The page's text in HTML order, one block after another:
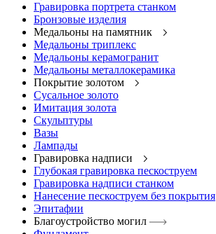
Гравировка портрета станком
Бронзовые изделия
Медальоны на памятник
Медальоны триплекс
Медальоны керамогранит
Медальоны металлокерамика
Покрытие золотом
Сусальное золото
Имитация золота
Скульптуры
Вазы
Лампады
Гравировка надписи
Глубокая гравировка пескоструем
Гравировка надписи станком
Нанесение пескоструем без покрытия
Эпитафии
Благоустройство могил